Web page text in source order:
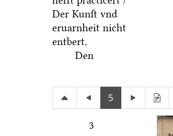
Der Kunſt vnd
eruarnheit nicht
entbert.
Den
5
3